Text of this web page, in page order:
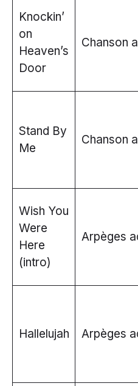
Knockin’
on
Heaven’s
Door
Chanson
Stand By
Me
Chanson
Wish You
Were
Here
(intro)
Arpèges
Hallelujah Arpèges